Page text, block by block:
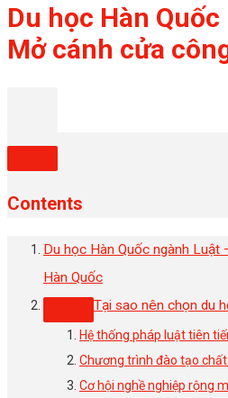
Du học Hàn
Mở cánh cửa
Contents
Du học Hàn Quốc ngành Luật
Hàn Quốc
Tại sao nên chọn du
Hệ thống pháp luật tiên
Chương trình đào tạo
Cơ hội nghề nghiệp rộng